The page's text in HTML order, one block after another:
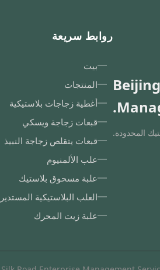
المحدودة.
روابط سريعة
بيت
المنتجات
أغطية زجاجات بلاستيكية
قبعات زجاجة ويسكي
قبعات يتقلص زجاجة النبيذ
علب الألمنيوم
علبة مسحوق بلاستيك
العلب البلاستيكية
علبة زيت المحرك